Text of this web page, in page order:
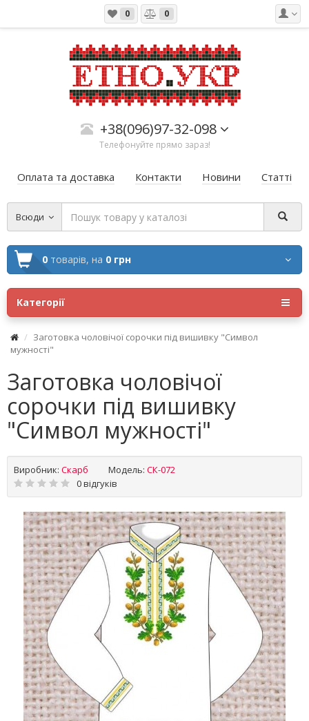
0 0
+38(096)97-32-098
Телефонуйте прямо зараз!
Оплата та доставка Контакти Новини Статті
Всюди
0 товарів, на 0 грн
Категорії
Заготовка чоловічої сорочки під вишивку "Символ
мужності"
Заготовка чоловічої
сорочки під вишивку
"Символ мужності"
Виробник: Скарб Модель: СК-072
0 відгуків